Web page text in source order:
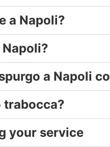
a Napoli?
a Napoli
trabocca?
your service